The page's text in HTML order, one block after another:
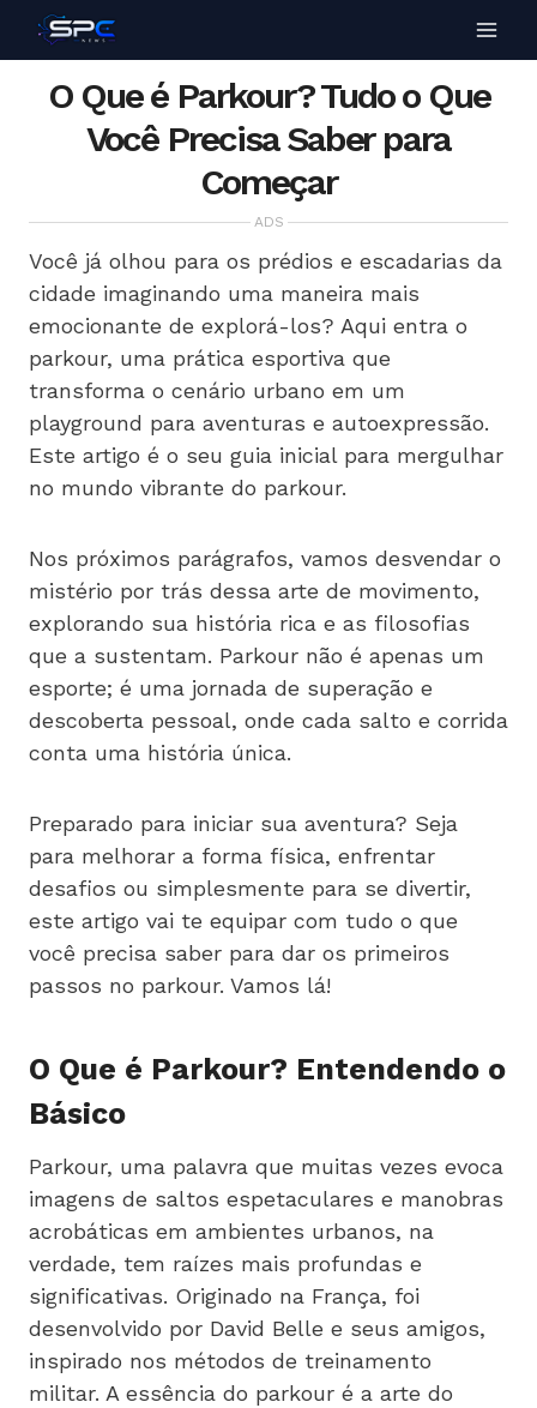
O Que é Parkour? Tudo o Que
Você Precisa Saber para
Começar
ADS
Você já olhou para os prédios e escadarias da
cidade imaginando uma maneira mais
emocionante de explorá-los? Aqui entra o
parkour, uma prática esportiva que
transforma o cenário urbano em um
playground para aventuras e autoexpressão.
Este artigo é o seu guia inicial para mergulhar
no mundo vibrante do parkour.
Nos próximos parágrafos, vamos desvendar o
mistério por trás dessa arte de movimento,
explorando sua história rica e as filosofias
que a sustentam. Parkour não é apenas um
esporte; é uma jornada de superação e
descoberta pessoal, onde cada salto e corrida
conta uma história única.
Preparado para iniciar sua aventura? Seja
para melhorar a forma física, enfrentar
desafios ou simplesmente para se divertir,
este artigo vai te equipar com tudo o que
você precisa saber para dar os primeiros
passos no parkour. Vamos lá!
O Que é Parkour? Entendendo o
Básico
Parkour, uma palavra que muitas vezes evoca
imagens de saltos espetaculares e manobras
acrobáticas em ambientes urbanos, na
verdade, tem raízes mais profundas e
significativas. Originado na França, foi
desenvolvido por David Belle e seus amigos,
inspirado nos métodos de treinamento
militar. A essência do parkour é a arte do